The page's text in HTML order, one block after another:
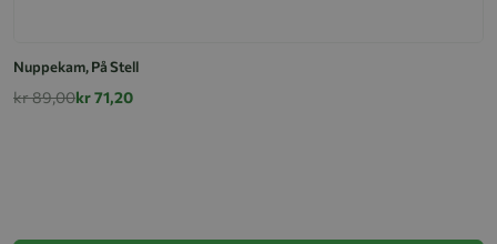
Nuppekam, På Stell
kr 89,00kr 71,20